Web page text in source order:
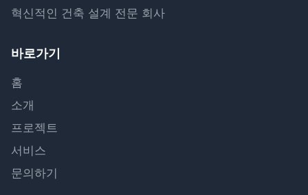
혁신적인 건축 설계 전문 회사
바로가기
홈
소개
프로젝트
서비스
문의하기